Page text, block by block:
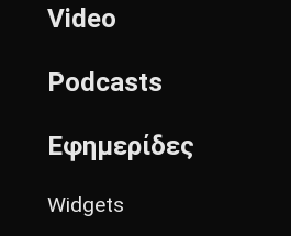
Video
Podcasts
Εφημερίδες
Widgets